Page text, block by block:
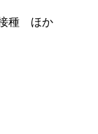
接種 ほか